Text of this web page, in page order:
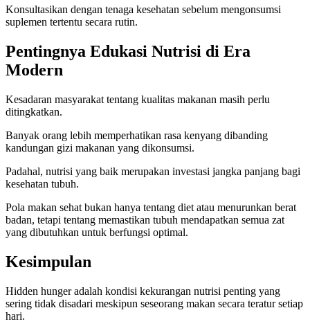
Konsultasikan dengan tenaga kesehatan sebelum mengonsumsi
suplemen tertentu secara rutin.
Pentingnya Edukasi Nutrisi di Era
Modern
Kesadaran masyarakat tentang kualitas makanan masih perlu
ditingkatkan.
Banyak orang lebih memperhatikan rasa kenyang dibanding
kandungan gizi makanan yang dikonsumsi.
Padahal, nutrisi yang baik merupakan investasi jangka panjang bagi
kesehatan tubuh.
Pola makan sehat bukan hanya tentang diet atau menurunkan berat
badan, tetapi tentang memastikan tubuh mendapatkan semua zat
yang dibutuhkan untuk berfungsi optimal.
Kesimpulan
Hidden hunger adalah kondisi kekurangan nutrisi penting yang
sering tidak disadari meskipun seseorang makan secara teratur setiap
hari.